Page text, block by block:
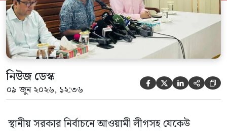
নিউজ ডেস্ক
০৯ জুন ২০২৬, ১২:৩৬     
স্থানীয় সরকার নির্বাচনে আওয়ামী লীগসহ যেকেউ